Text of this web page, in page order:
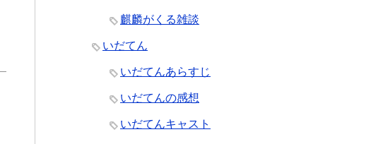
麒麟がくる雑談
いだてん
いだてんあらすじ
いだてんの感想
いだてんキャスト